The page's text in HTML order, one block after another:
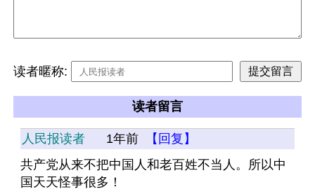
读者暱称:
读者留言
人民报读者 1年前
【回复】
共产党从来不把中国人和老百姓不当人。所以中
国天天怪事很多！